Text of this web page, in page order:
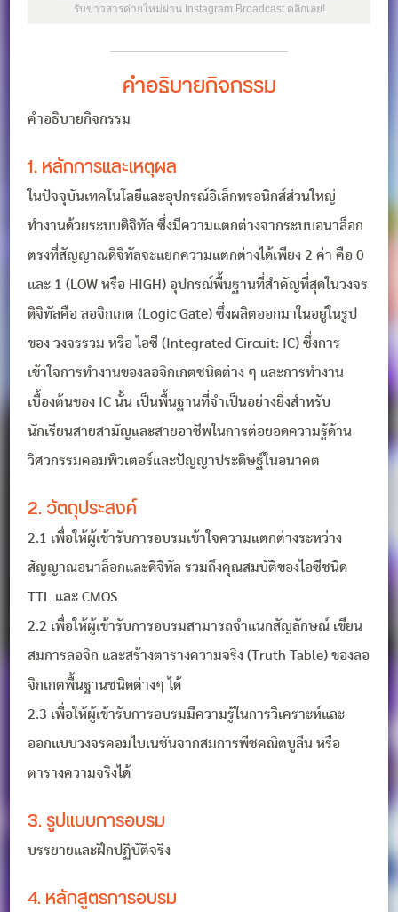
รับข่าวสารค่ายใหม่ผ่าน Instagram Broadcast คลิกเลย!
คำอธิบายกิจกรรม
คำอธิบายกิจกรรม
1. หลักการและเหตุผล
ในปัจจุบันเทคโนโลยีและอุปกรณ์อิเล็กทรอนิกส์ส่วนใหญ่
ทำงานด้วยระบบดิจิทัล ซึ่งมีความแตกต่างจากระบบอนาล็อก
ตรงที่สัญญาณดิจิทัลจะแยกความแตกต่างได้เพียง 2 ค่า คือ 0
และ 1 (LOW หรือ HIGH) อุปกรณ์พื้นฐานที่สำคัญที่สุดในวงจร
ดิจิทัลคือ ลอจิกเกต (Logic Gate) ซึ่งผลิตออกมาในอยู่ในรูป
ของ วงจรรวม หรือ ไอซี (Integrated Circuit: IC) ซึ่งการ
เข้าใจการทำงานของลอจิกเกตชนิดต่าง ๆ และการทำงาน
เบื้องต้นของ IC นั้น เป็นพื้นฐานที่จำเป็นอย่างยิ่งสำหรับ
นักเรียนสายสามัญและสายอาชีพในการต่อยอดความรู้ด้าน
วิศวกรรมคอมพิวเตอร์และปัญญาประดิษฐ์ในอนาคต
2. วัตถุประสงค์
2.1 เพื่อให้ผู้เข้ารับการอบรมเข้าใจความแตกต่างระหว่าง
สัญญาณอนาล็อกและดิจิทัล รวมถึงคุณสมบัติของไอซีชนิด
TTL และ CMOS
2.2 เพื่อให้ผู้เข้ารับการอบรมสามารถจำแนกสัญลักษณ์ เขียน
สมการลอจิก และสร้างตารางความจริง (Truth Table) ของลอ
จิกเกตพื้นฐานชนิดต่างๆ ได้
2.3 เพื่อให้ผู้เข้ารับการอบรมมีความรู้ในการวิเคราะห์และ
ออกแบบวงจรคอมไบเนชันจากสมการพีชคณิตบูลีน หรือ
ตารางความจริงได้
3. รูปแบบการอบรม
บรรยายและฝึกปฏิบัติจริง
4. หลักสูตรการอบรม